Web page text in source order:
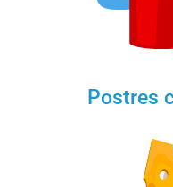
Postres